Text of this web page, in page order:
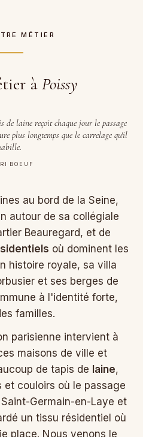
MÉTIER
à Poissy
de laine reçoit chaque jour le passage
plus longtemps que le carrelage qu'il
BOEUF
au bord de la Seine,
autour de sa collégiale
Beauregard, et de
où dominent les
histoire royale, sa villa
et ses berges de
à l'identité forte,
familles.
parisienne intervient à
maisons de ville et
de tapis de laine,
et couloirs où le passage
Germain-en-Laye et
un tissu résidentiel où
place. Nous venons le